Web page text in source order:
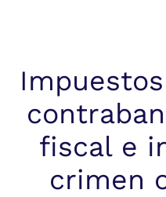
fiscal e
crimen